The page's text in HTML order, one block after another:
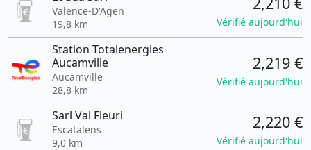
Valence-D'Agen
19,8 km
Vérifié aujourd'hui
Station Totalenergies
Aucamville
Aucamville
28,8 km
2,219 €
Vérifié aujourd'hui
Sarl Val Fleuri
Escatalens
9,0 km
2,220 €
Vérifié aujourd'hui